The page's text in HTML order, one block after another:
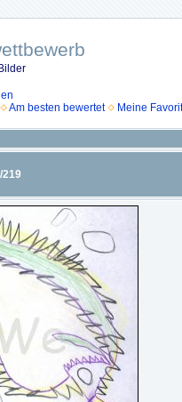
Am besten bewertet Meine
219